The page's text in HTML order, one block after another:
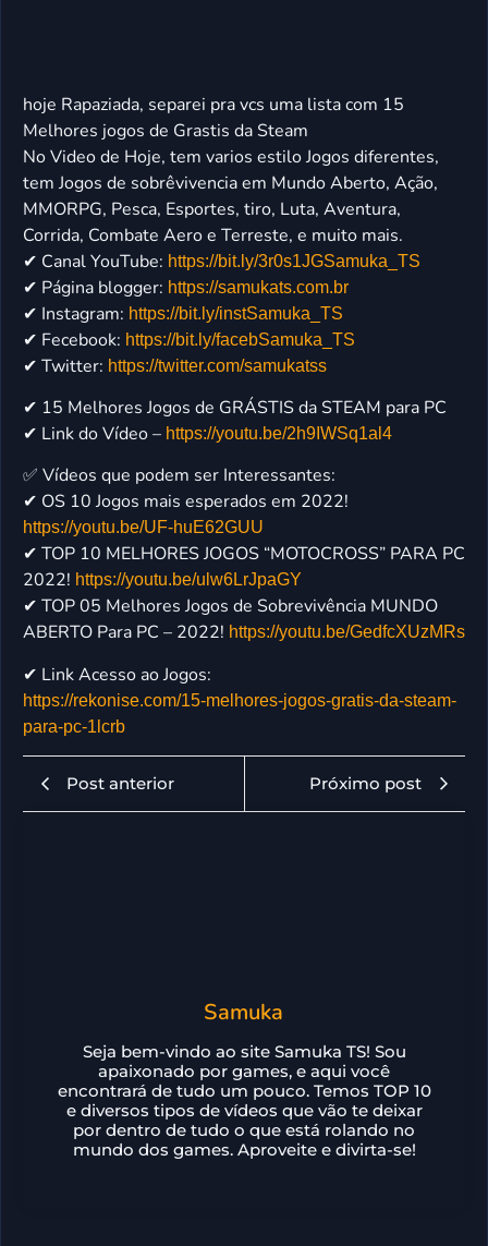
hoje Rapaziada, separei pra vcs uma lista com 15
Melhores jogos de Grastis da Steam
No Video de Hoje, tem varios estilo Jogos diferentes,
tem Jogos de sobrêvivencia em Mundo Aberto, Ação,
MMORPG, Pesca, Esportes, tiro, Luta, Aventura,
Corrida, Combate Aero e Terreste, e muito mais.
✔ Canal YouTube: https://bit.ly/3r0s1JGSamuka_TS
✔ Página blogger: https://samukats.com.br
✔ Instagram: https://bit.ly/instSamuka_TS
✔ Fecebook: https://bit.ly/facebSamuka_TS
✔ Twitter: https://twitter.com/samukatss
✔ 15 Melhores Jogos de GRÁSTIS da STEAM para PC
✔ Link do Vídeo – https://youtu.be/2h9IWSq1al4
✅ Vídeos que podem ser Interessantes:
✔ OS 10 Jogos mais esperados em 2022!
https://youtu.be/UF-huE62GUU
✔ TOP 10 MELHORES JOGOS “MOTOCROSS” PARA PC
2022! https://youtu.be/ulw6LrJpaGY
✔ TOP 05 Melhores Jogos de Sobrevivência MUNDO
ABERTO Para PC – 2022! https://youtu.be/GedfcXUzMRs
✔ Link Acesso ao Jogos:
https://rekonise.com/15-melhores-jogos-gratis-da-steam-
para-pc-1lcrb
Post anterior Próximo post
Samuka
Seja bem-vindo ao site Samuka TS! Sou
apaixonado por games, e aqui você
encontrará de tudo um pouco. Temos TOP 10
e diversos tipos de vídeos que vão te deixar
por dentro de tudo o que está rolando no
mundo dos games. Aproveite e divirta-se!